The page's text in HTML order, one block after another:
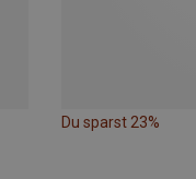
Du sparst 23%